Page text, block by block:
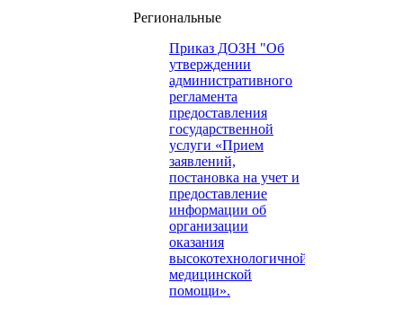
Региональные
Приказ ДОЗН "Об
утверждении
административного
регламента
предоставления
государственной
услуги «Прием
заявлений,
постановка на учет и
предоставление
информации об
организации
оказания
высокотехнологичной
медицинской
помощи».